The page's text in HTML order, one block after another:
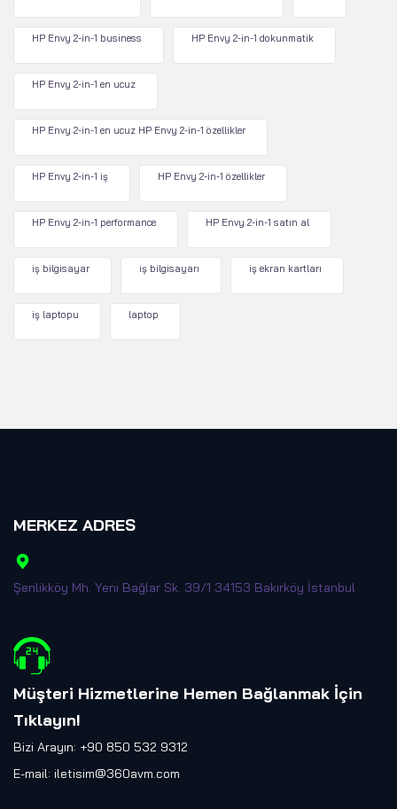
HP Envy 2-in-1 business HP Envy 2-in-1 dokunmatik
HP Envy 2-in-1 en ucuz
HP Envy 2-in-1 en ucuz HP Envy 2-in-1 özellikler
HP Envy 2-in-1 iş HP Envy 2-in-1 özellikler
HP Envy 2-in-1 performance HP Envy 2-in-1 satın al
iş bilgisayar iş bilgisayarı iş ekran kartları
iş laptopu laptop
MERKEZ ADRES
Şenlikköy Mh. Yeni Bağlar Sk. 39/1 34153 Bakırköy İstanbul
Müşteri Hizmetlerine Hemen Bağlanmak İçin
Tıklayın!
Bizi Arayın: +90 850 532 9312
E-mail: iletisim@360avm.com